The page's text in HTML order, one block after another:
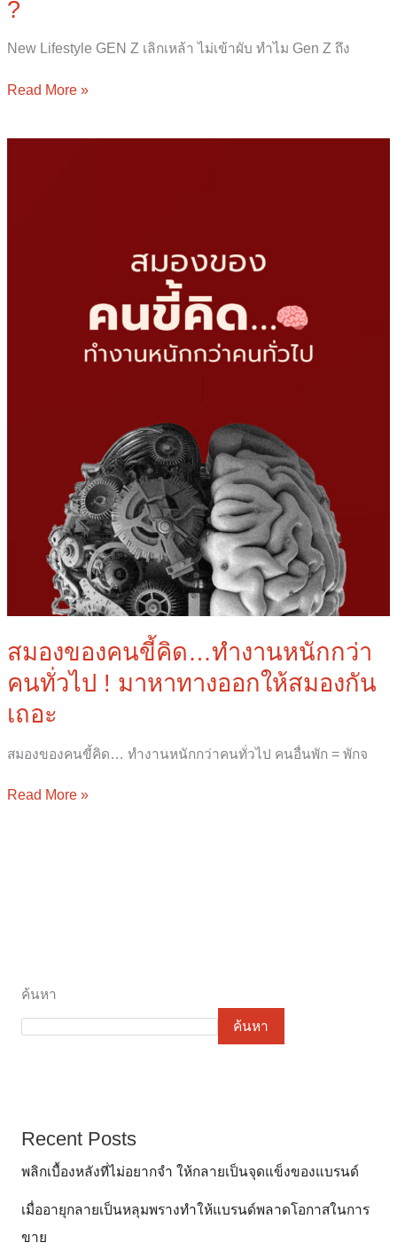
?
New Lifestyle GEN Z เลิกเหล้า ไม่เข้าผับ ทำไม Gen Z ถึง
Read More »
สมองของคนขี้คิด…ทำงานหนักกว่า
คนทั่วไป ! มาหาทางออกให้สมองกัน
เถอะ
สมองของคนขี้คิด… ทำงานหนักกว่าคนทั่วไป คนอื่นพัก = พักจ
Read More »
ค้นหา
ค้นหา
Recent Posts
พลิกเบื้องหลังที่ไม่อยากจำ ให้กลายเป็นจุดแข็งของแบรนด์
เมื่ออายุกลายเป็นหลุมพรางทำให้แบรนด์พลาดโอกาสในการ
ขาย